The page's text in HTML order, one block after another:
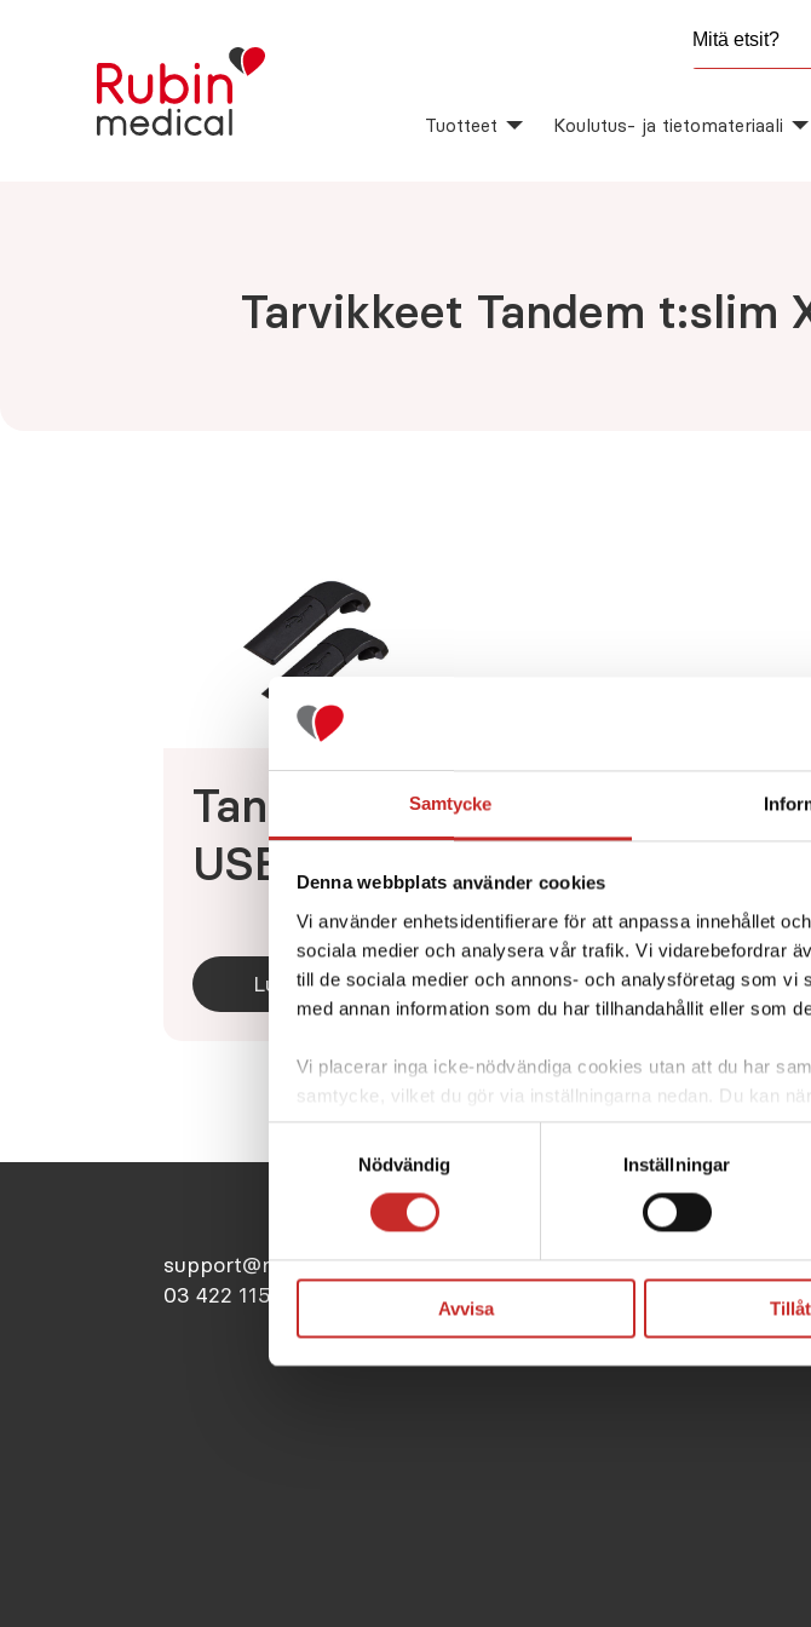
Samtycke
Denna webbplats använder cookies
Vi använder enhetsidentifierare för att anpassa innehållet
sociala medier och analysera vår trafik. Vi vidarebefordrar
till de sociala medier och annons- och analysföretag som
med annan information som du har tillhandahållit eller som
Vi placerar inga icke-nödvändiga cookies utan att du har
samtycke, vilket du gör via inställningarna nedan. Du kan
nedre vänstra hörnet av din skärm. Väljer du att inte ge ditt
nödvändiga för webbplatsens funktion. För mer information
vår personuppgiftspolicy
Nödvändig
Inställningar
Avvisa
Tuotteet Koulutus- ja tietomateriaali
Tarvikkeet Tandem t:slim
Tandem-
USB-suoja
Lue lisää
support@rubinmedical.fi
03 422 1150